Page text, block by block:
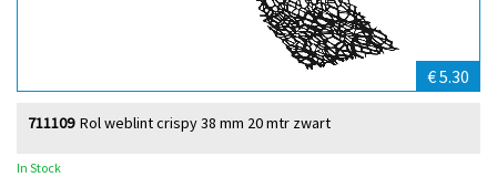
€ 5.30
Rol weblint crispy 38 mm 20 mtr zwart
711109
In Stock